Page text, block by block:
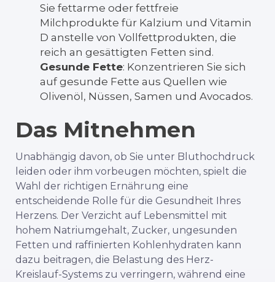
Sie fettarme oder fettfreie
Milchprodukte für Kalzium und Vitamin
D anstelle von Vollfettprodukten, die
reich an gesättigten Fetten sind.
Gesunde Fette: Konzentrieren Sie sich
auf gesunde Fette aus Quellen wie
Olivenöl, Nüssen, Samen und Avocados.
Das Mitnehmen
Unabhängig davon, ob Sie unter Bluthochdruck
leiden oder ihm vorbeugen möchten, spielt die
Wahl der richtigen Ernährung eine
entscheidende Rolle für die Gesundheit Ihres
Herzens. Der Verzicht auf Lebensmittel mit
hohem Natriumgehalt, Zucker, ungesunden
Fetten und raffinierten Kohlenhydraten kann
dazu beitragen, die Belastung des Herz-
Kreislauf-Systems zu verringern, während eine